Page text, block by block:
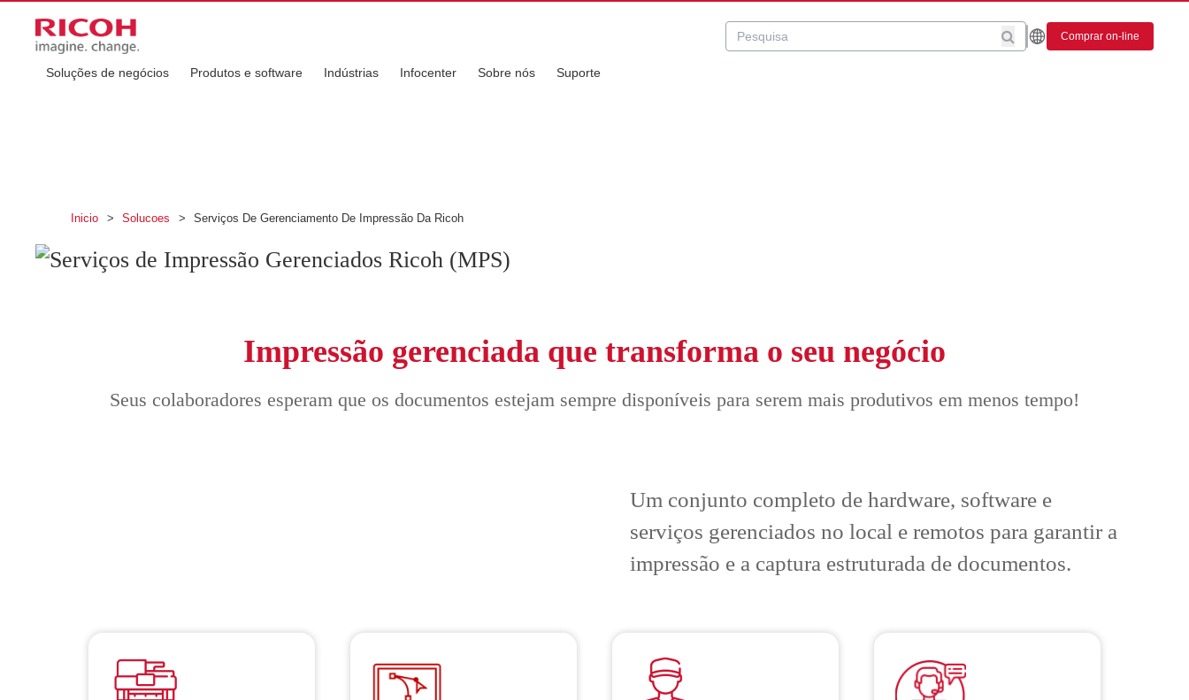
Comprar on-line
Soluções de negócios Produtos e software Indústrias Infocenter Sobre nós Suporte
Inicio > Solucoes > Serviços De Gerenciamento De Impressão Da Ricoh
Serviços de Impressão Gerenciados Ricoh
Impressão gerenciada que transforma o seu negócio
Seus colaboradores esperam que os documentos estejam sempre disponíveis para serem mais produtivos em menos tempo!
Um conjunto completo de hardware, software e
serviços gerenciados no local e remotos para garantir a
impressão e a captura estruturada de documentos.